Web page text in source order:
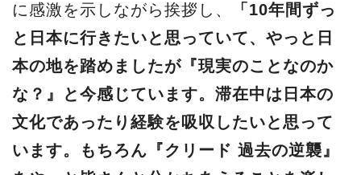
に感激を示しながら挨拶し、
「10年間ずっ
と日本に行きたいと思っていて、やっと日
本の地を踏めましたが『現実のことなのか
な？』と今感じています。滞在中は日本の
文化であったり経験を吸収したいと思って
います。もちろん『クリード 過去の逆襲』